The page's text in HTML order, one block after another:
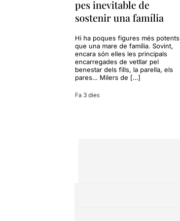
pes inevitable de
sostenir una família
Hi ha poques figures més potents
que una mare de família. Sovint,
encara són elles les principals
encarregades de vetllar pel
benestar dels fills, la parella, els
pares… Milers de […]
Fa 3 dies